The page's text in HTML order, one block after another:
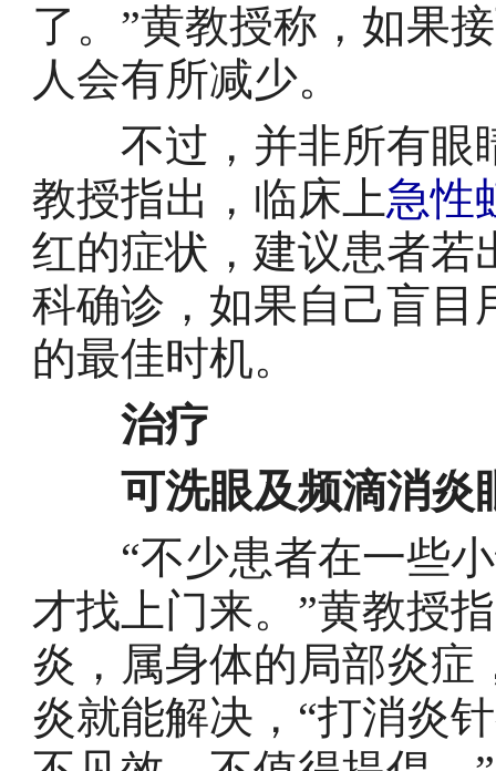
了。”黄教授称，如果
人会有所减少。
不过，并非所有眼
教授指出，临床上急性
红的症状，建议患者若
科确诊，如果自己盲目
的最佳时机。
治疗
可洗眼及频滴消炎
“不少患者在一些小
才找上门来。”黄教授
炎，属身体的局部炎症
炎就能解决，“打消炎